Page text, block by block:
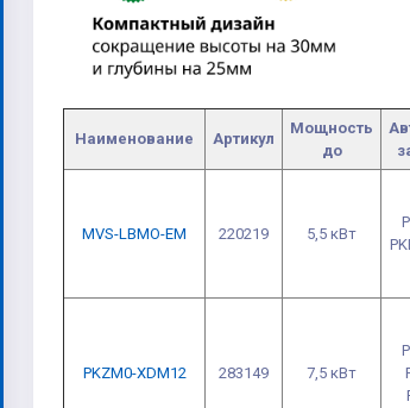
Наименование Артикул
Мощность
до
MVS-LBMO-EM 220219 5,5 кВт
PKZM0-XDM12 283149 7,5 кВт